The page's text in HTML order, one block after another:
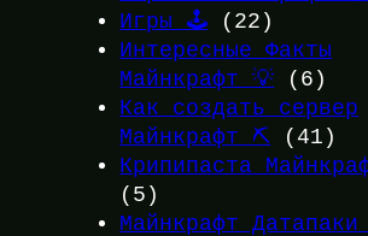
Игры 🕹️ (22)
Интересные Факты
Майнкрафт 💡 (6)
Как создать сервер
Майнкрафт ⛏️ (41)
Крипипаста
(5)
Майнкрафт Датапаки